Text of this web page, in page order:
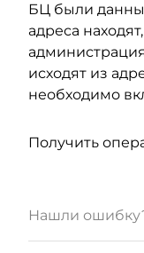
БЦ были
адреса
исходят из
необходимо
Получить
Нашли